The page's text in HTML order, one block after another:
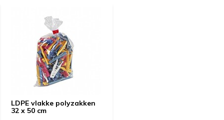
LDPE vlakke polyzakken
32 x 50 cm